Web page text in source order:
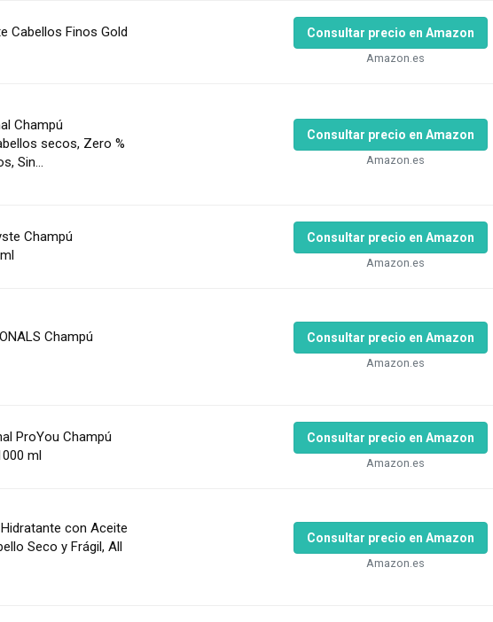
Cabellos Finos Gold
Consultar precio en Amazon
Amazon.es
Champú
secos, Zero %
Sin...
Consultar precio en Amazon
Amazon.es
Champú
Consultar precio en Amazon
Amazon.es
Champú
Consultar precio en Amazon
Amazon.es
ProYou Champú
ml
Consultar precio en Amazon
Amazon.es
con Aceite
Seco y Frágil, All
Consultar precio en Amazon
Amazon.es